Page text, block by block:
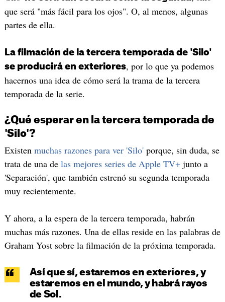
que será "más fácil para los ojos". O, al menos, algunas
partes de ella.
La filmación de la tercera temporada de 'Silo'
se producirá en exteriores, por lo que ya podemos
hacernos una idea de cómo será la trama de la tercera
temporada de la serie.
¿Qué esperar en la tercera temporada de
'Silo'?
Existen muchas razones para ver 'Silo'porque, sin duda, se
trata de una de las mejores series de Apple TV+junto a
'Separación', que también estrenó su segunda temporada
muy recientemente.
Y ahora, a la espera de la tercera temporada, habrán
muchas más razones. Una de ellas reside en las palabras de
Graham Yost sobre la filmación de la próxima temporada.
Así que sí, estaremos en exteriores, y
estaremos en el mundo, y habrá rayos
de Sol.